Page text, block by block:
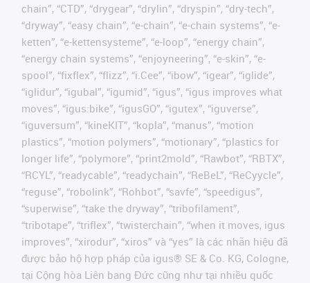
chain”, “CTD”, “drygear”, “drylin”, “dryspin”, “dry-tech”,
“dryway”, “easy chain”, “e-chain”, “e-chain systems”, “e-
ketten”, “e-kettensysteme”, “e-loop”, “energy chain”,
“energy chain systems”, “enjoyneering”, “e-skin”, “e-
spool”, “fixflex”, “flizz”, “i.Cee”, “ibow”, “igear”, “iglide”,
“iglidur”, “igubal”, “igumid”, “igus”, “igus improves what
moves”, “igus:bike”, “igusGO”, “igutex”, “iguverse”,
“iguversum”, “kineKIT”, “kopla”, “manus”, “motion
plastics”, “motion polymers”, “motionary”, “plastics for
longer life”, “polymore”, “print2mold”, “Rawbot”, “RBTX”,
“RCYL”, “readycable”, “readychain”, “ReBeL”, “ReCyycle”,
“reguse”, “robolink”, “Rohbot”, “savfe”, “speedigus”,
“superwise”, “take the dryway”, “tribofilament”,
“tribotape”, “triflex”, “twisterchain”, “when it moves, igus
improves”, “xirodur”, “xiros” và “yes” là các nhãn hiệu đã
được bảo hộ hợp pháp của igus® SE & Co. KG, Cologne,
tại Cộng hòa Liên bang Đức cũng như tại nhiều quốc